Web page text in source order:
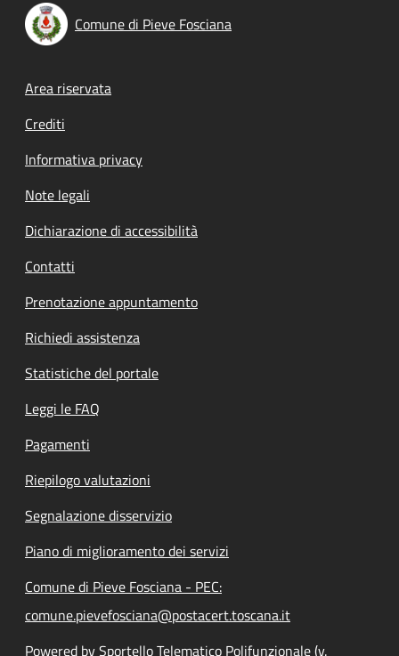
Comune di Pieve Fosciana
Footer menu
Area riservata
Crediti
Informativa privacy
Note legali
Dichiarazione di accessibilità
Contatti
Prenotazione appuntamento
Richiedi assistenza
Statistiche del portale
Leggi le FAQ
Pagamenti
Riepilogo valutazioni
Segnalazione disservizio
Piano di miglioramento dei servizi
Comune di Pieve Fosciana - PEC:
comune.pievefosciana@postacert.toscana.it
Powered by Sportello Telematico Polifunzionale (v.